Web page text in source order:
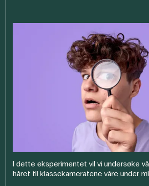
I dette eksperimentet vil vi undersøke
håret til klassekameratene våre under